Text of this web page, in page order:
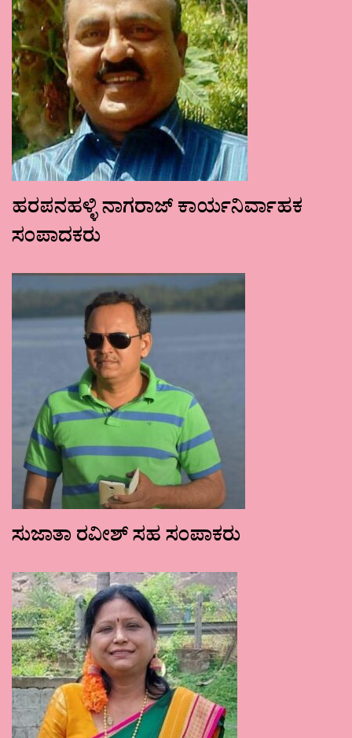
ಹರಪನಹಳ್ಳಿ ನಾಗರಾಜ್ ಕಾರ್ಯನಿರ್ವಾಹಕ
ಸಂಪಾದಕರು
ಸುಜಾತಾ ರವೀಶ್ ಸಹ ಸಂಪಾಕರು